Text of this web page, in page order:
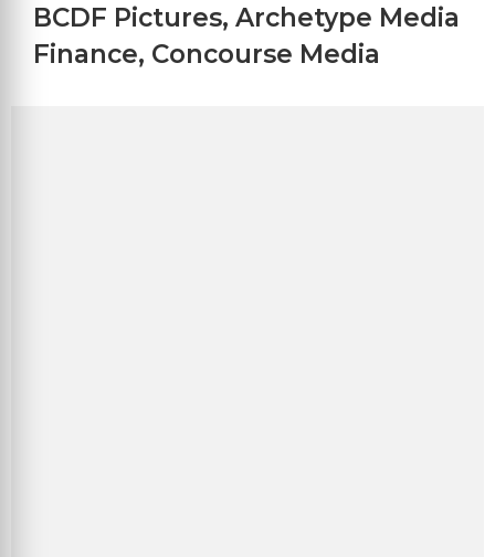
BCDF Pictures, Archetype Media
Finance, Concourse Media